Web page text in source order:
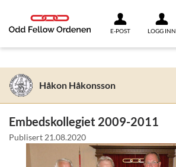
E-POST LOGG INN
Håkon Håkonsson
Embedskollegiet 2009-2011
Publisert 21.08.2020